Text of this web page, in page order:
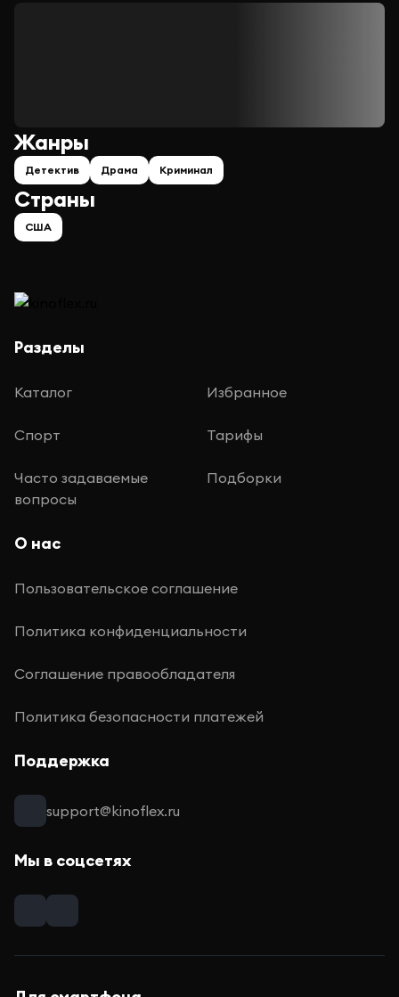
Страны
США
Жанры
Детектив Драма Криминал
Разделы
Каталог Избранное
Спорт Тарифы
Часто задаваемые
вопросы
Подборки
О нас
Пользовательское соглашение
Политика конфиденциальности
Соглашение правообладателя
Политика безопасности платежей
Поддержка
support@kinoflex.ru
Мы в соцсетях